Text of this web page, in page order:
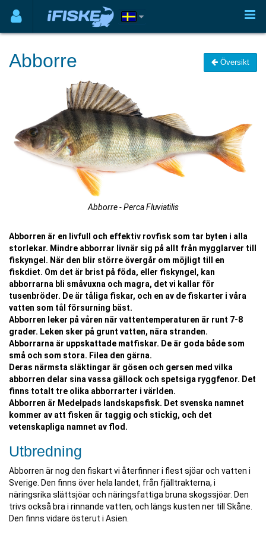
Abborre Översikt
Abborre - Perca Fluviatilis
Abborren är en livfull och effektiv rovfisk som tar byten i alla
storlekar. Mindre abborrar livnär sig på allt från mygglarver till
fiskyngel. När den blir större övergår om möjligt till en
fiskdiet. Om det är brist på föda, eller fiskyngel, kan
abborrarna bli småvuxna och magra, det vi kallar för
tusenbröder. De är tåliga fiskar, och en av de fiskarter i våra
vatten som tål försurning bäst.
Abborren leker på våren när vattentemperaturen är runt 7-8
grader. Leken sker på grunt vatten, nära stranden.
Abborrarna är uppskattade matfiskar. De är goda både som
små och som stora. Filea den gärna.
Deras närmsta släktingar är gösen och gersen med vilka
abborren delar sina vassa gällock och spetsiga ryggfenor. Det
finns totalt tre olika abborrarter i världen.
Abborren är Medelpads landskapsfisk. Det svenska namnet
kommer av att fisken är taggig och stickig, och det
vetenskapliga namnet av flod.
Utbredning
Abborren är nog den fiskart vi återfinner i flest sjöar och vatten i
Sverige. Den finns över hela landet, från fjälltrakterna, i
näringsrika slättsjöar och näringsfattiga bruna skogssjöar. Den
trivs också bra i rinnande vatten, och längs kusten ner till Skåne.
Den finns vidare österut i Asien.